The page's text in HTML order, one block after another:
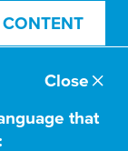
that
Close